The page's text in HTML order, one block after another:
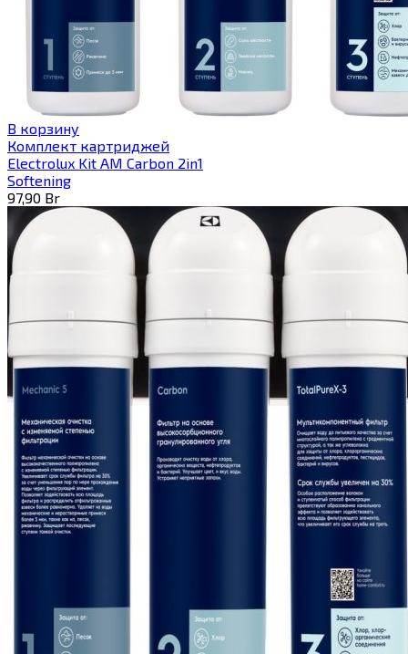
В корзину
Комплект картриджей
Electrolux Kit AM Carbon 2in1
Softening
97,90 Br